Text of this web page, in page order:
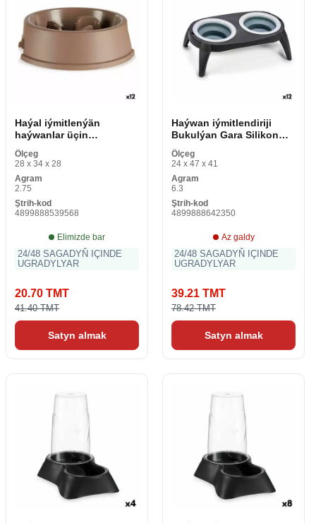
Haýal iýmitlenýän
haýwanlar üçin
iýmitlendiriji Bej
Plastmassa (27 x 7,5 x 27
Ölçeg
28 x 34 x 28
Agram
2.75
Ştrih-kod
4899888539568
Elimizde bar
24/48 SAGADYŇ IÇINDE
UGRADYLYAR
20.70 TMT
41.40 TMT
Satyn almak
Haýwan iýmitlendiriji
Bukulýan Gara Silikon
Plastmassa 9 x 39 x 9 sm
(12 bölek)
Ölçeg
24 x 47 x 41
Agram
6.3
Ştrih-kod
4899888642350
Az galdy
24/48 SAGADYŇ IÇINDE
UGRADYLYAR
39.21 TMT
78.42 TMT
Satyn almak